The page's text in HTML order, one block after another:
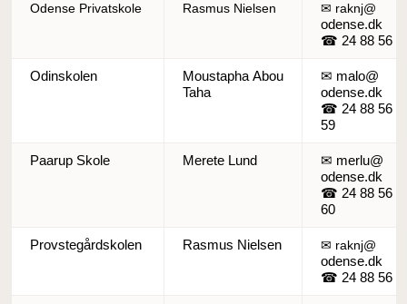
Odense Privatskole Rasmus Nielsen ✉ raknj@
odense.dk
☎ 24 88 56
Odinskolen
Moustapha Abou
Taha
✉ malo@
odense.dk
☎ 24 88 56
59
Paarup Skole Merete Lund
✉ merlu@
odense.dk
☎ 24 88 56
60
Provstegårdskolen Rasmus Nielsen ✉ raknj@
odense.dk
☎ 24 88 56